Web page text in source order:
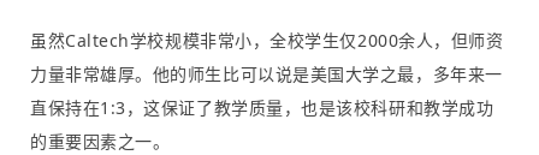
虽然Caltech学校规模非常小，全校学生仅2000余人，但师资
力量非常雄厚。他的师生比可以说是美国大学之最，多年来一
直保持在1:3，这保证了教学质量，也是该校科研和教学成功
的重要因素之一。